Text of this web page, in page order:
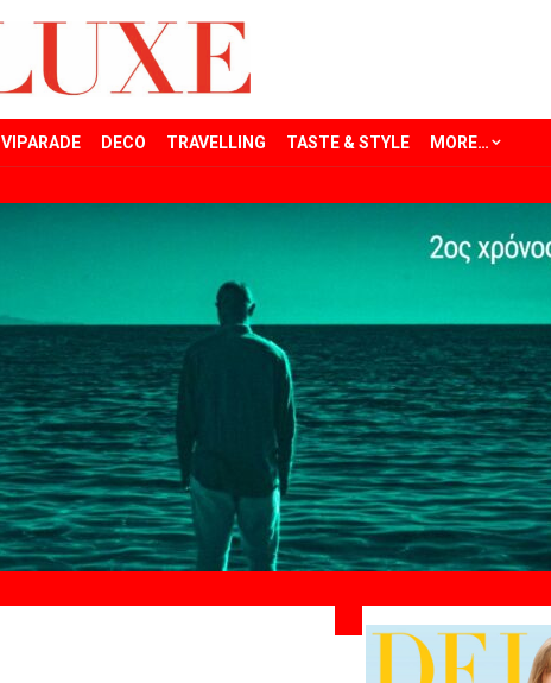
VIPARADE DECO TRAVELLING TASTE & STYLE MORE…